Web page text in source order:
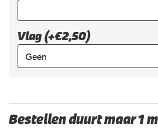
Vlag (+€2,50)
Bestellen duurt maar 1